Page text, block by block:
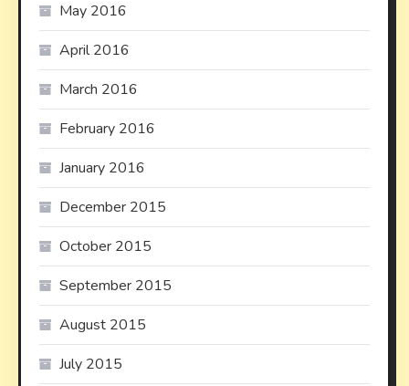
May 2016
April 2016
March 2016
February 2016
January 2016
December 2015
October 2015
September 2015
August 2015
July 2015